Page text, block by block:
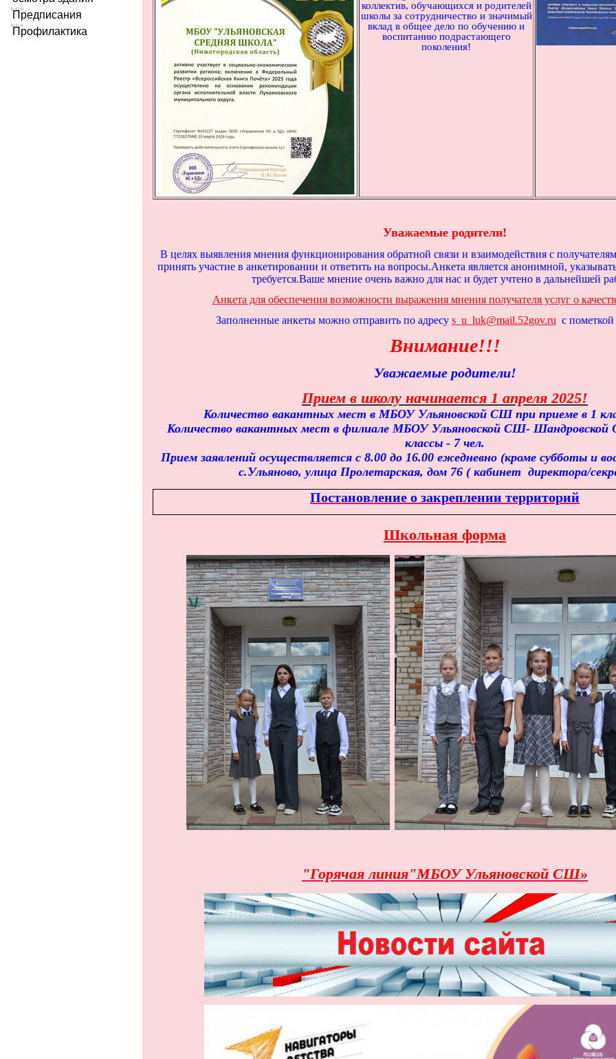
Предписания
Профилактика
коллектив, обучающихся и родителей
школы за сотрудничество и значимый
вклад в общее дело по обучению и
воспитанию подрастающего
поколения!
Уважаемые родители!
В целях выявления мнения функционирования обратной связи и взаимодействия с
принять участие в анкетировании и ответить на вопросы.Анкета является анонимной,
требуется.Ваше мнение очень важно для нас и будет учтено в дальнейшей
Анкета для обеспечения возможности выражения мнения получателя услуг о
Заполненные анкеты можно отправить по адресу s_u_luk@mail.52gov.ru с
Внимание!!!
Уважаемые родители!
Прием в школу начинается 1 апреля 2025!
Количество вакантных мест в МБОУ Ульяновской СШ при приеме в 1
Количество вакантных мест в филиале МБОУ Ульяновской СШ-
классы - 7 чел.
Прием заявлений осуществляется с 8.00 до 16.00 ежедневно (кроме субботы и
с.Ульяново, улица Пролетарская, дом 76 ( кабинет директора/
Постановление о закреплении территорий
Школьная форма
"Горячая линия"МБОУ Ульяновской СШ»